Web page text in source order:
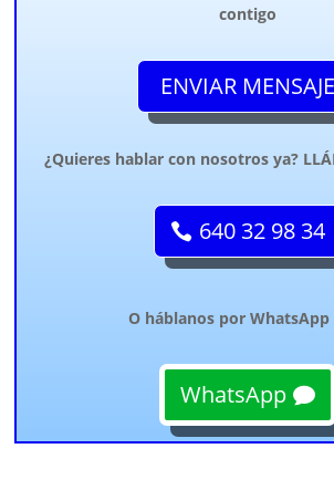
contigo
ENVIAR MENSAJE
¿Quieres hablar con nosotros ya?
640 32 98 34
O háblanos por WhatsApp
WhatsApp